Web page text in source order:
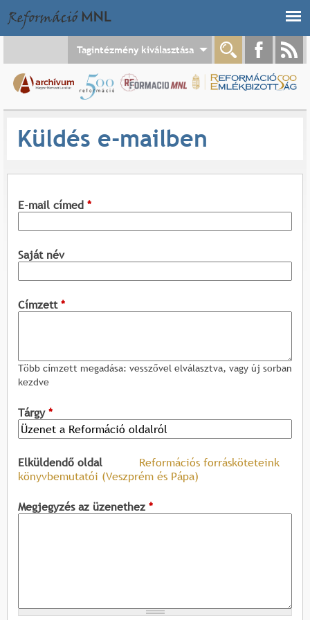
Tagintézmény kiválasztása
Küldés e-mailben
E-mail címed *
Saját név
Címzett*
Több címzett megadása: vesszővel elválasztva, vagy új sorban
kezdve
Tárgy*
Elküldendő oldal
Reformációs forrásköteteink
könyvbemutatói (Veszprém és Pápa)
Megjegyzés az üzenethez *